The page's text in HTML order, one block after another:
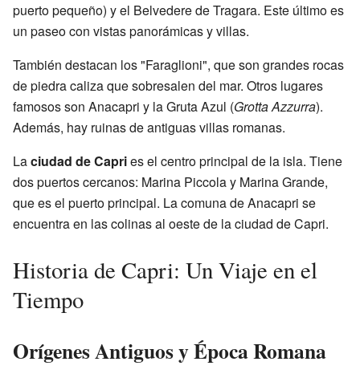
puerto pequeño) y el Belvedere de Tragara. Este último es
un paseo con vistas panorámicas y villas.
También destacan los "Faraglioni", que son grandes rocas
de piedra caliza que sobresalen del mar. Otros lugares
famosos son Anacapri y la Gruta Azul (Grotta Azzurra).
Además, hay ruinas de antiguas villas romanas.
Laciudad de Capries el centro principal de la isla. Tiene
dos puertos cercanos: Marina Piccola y Marina Grande,
que es el puerto principal. La comuna de Anacapri se
encuentra en las colinas al oeste de la ciudad de Capri.
Historia de Capri: Un Viaje en el
Tiempo
Orígenes Antiguos y Época Romana